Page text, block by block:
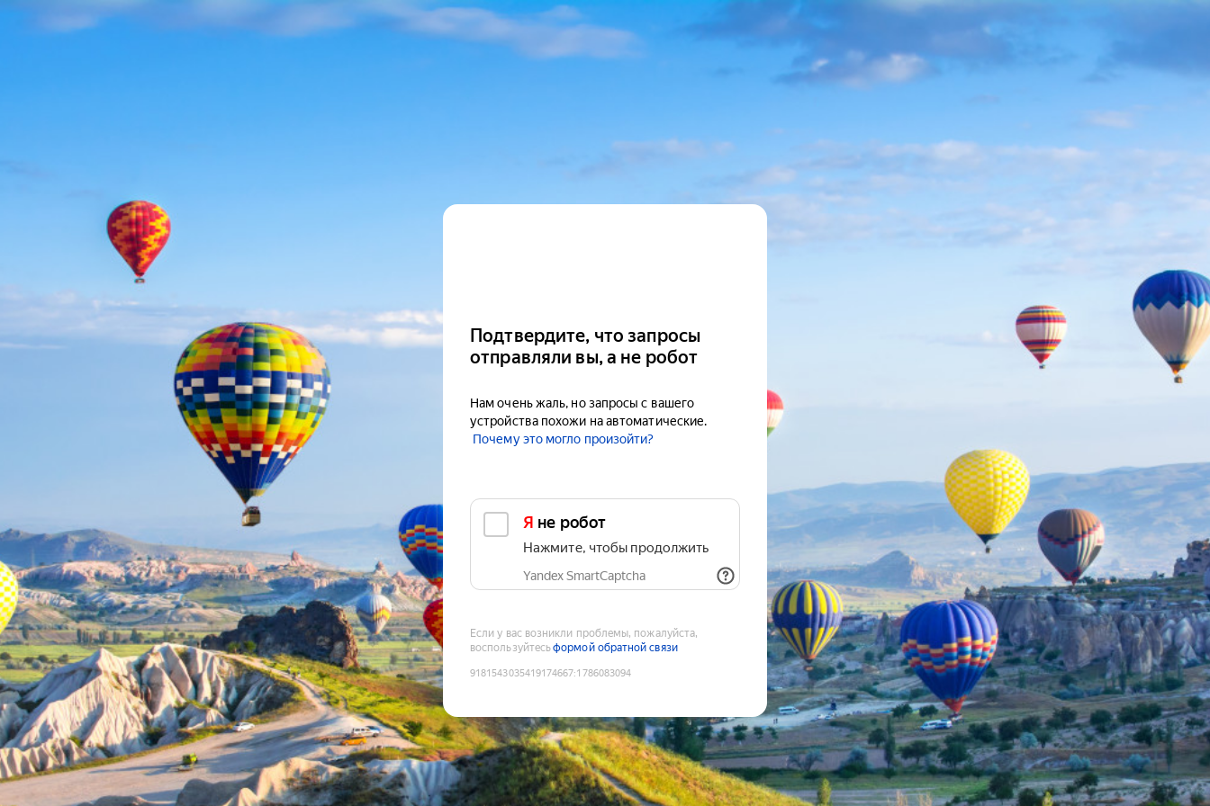
Подтвердите, что запросы
отправляли вы, а не робот
Нам очень жаль, но запросы с вашего
устройства похожи на автоматические.
Почему это могло произойти?
Я не робот
Нажмите, чтобы продолжить
Yandex SmartCaptcha
Если у вас возникли проблемы, пожалуйста,
воспользуйтесьформой обратной связи
9181543035419174667:1786083094